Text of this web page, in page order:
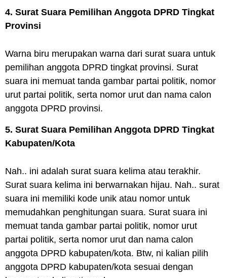
4. Surat Suara Pemilihan Anggota DPRD Tingkat
Provinsi
Warna biru merupakan warna dari surat suara untuk
pemilihan anggota DPRD tingkat provinsi. Surat
suara ini memuat tanda gambar partai politik, nomor
urut partai politik, serta nomor urut dan nama calon
anggota DPRD provinsi.
5. Surat Suara Pemilihan Anggota DPRD Tingkat
Kabupaten/Kota
Nah.. ini adalah surat suara kelima atau terakhir.
Surat suara kelima ini berwarnakan hijau. Nah.. surat
suara ini memiliki kode unik atau nomor untuk
memudahkan penghitungan suara. Surat suara ini
memuat tanda gambar partai politik, nomor urut
partai politik, serta nomor urut dan nama calon
anggota DPRD kabupaten/kota. Btw, ni kalian pilih
anggota DPRD kabupaten/kota sesuai dengan